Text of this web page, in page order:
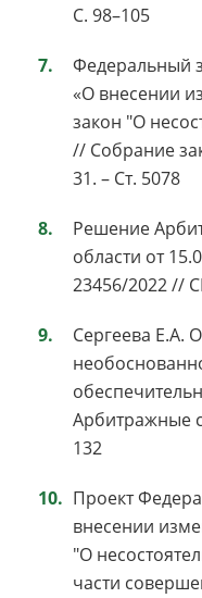
С. 98–105
Федеральный
«О внесении
закон "О
// Собрание
31. – Ст. 5078
Решение
области от
23456/2022 //
Сергеева Е.А.
Арбитражные
132
Проект
внесении
"О
части